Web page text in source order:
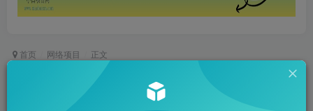
首页 网络项目 正文
黑科技手法，小白当天可做，一张表情包引爆你的